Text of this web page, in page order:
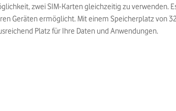
zwei SIM-Karten gleichzeitig zu verwenden.
Geräten ermöglicht. Mit einem Speicherplatz von
Platz für Ihre Daten und Anwendungen.